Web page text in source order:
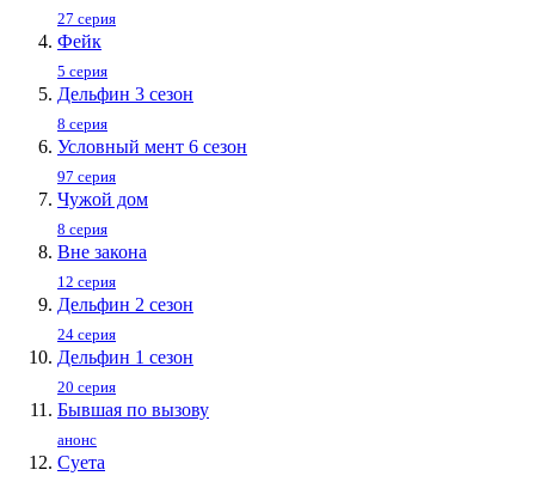
27 серия
Фейк
5 серия
Дельфин 3 сезон
8 серия
Условный мент 6 сезон
97 серия
Чужой дом
8 серия
Вне закона
12 серия
Дельфин 2 сезон
24 серия
Дельфин 1 сезон
20 серия
Бывшая по вызову
анонс
Суета